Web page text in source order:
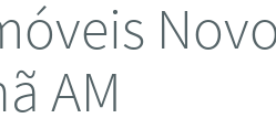
Novo
AM